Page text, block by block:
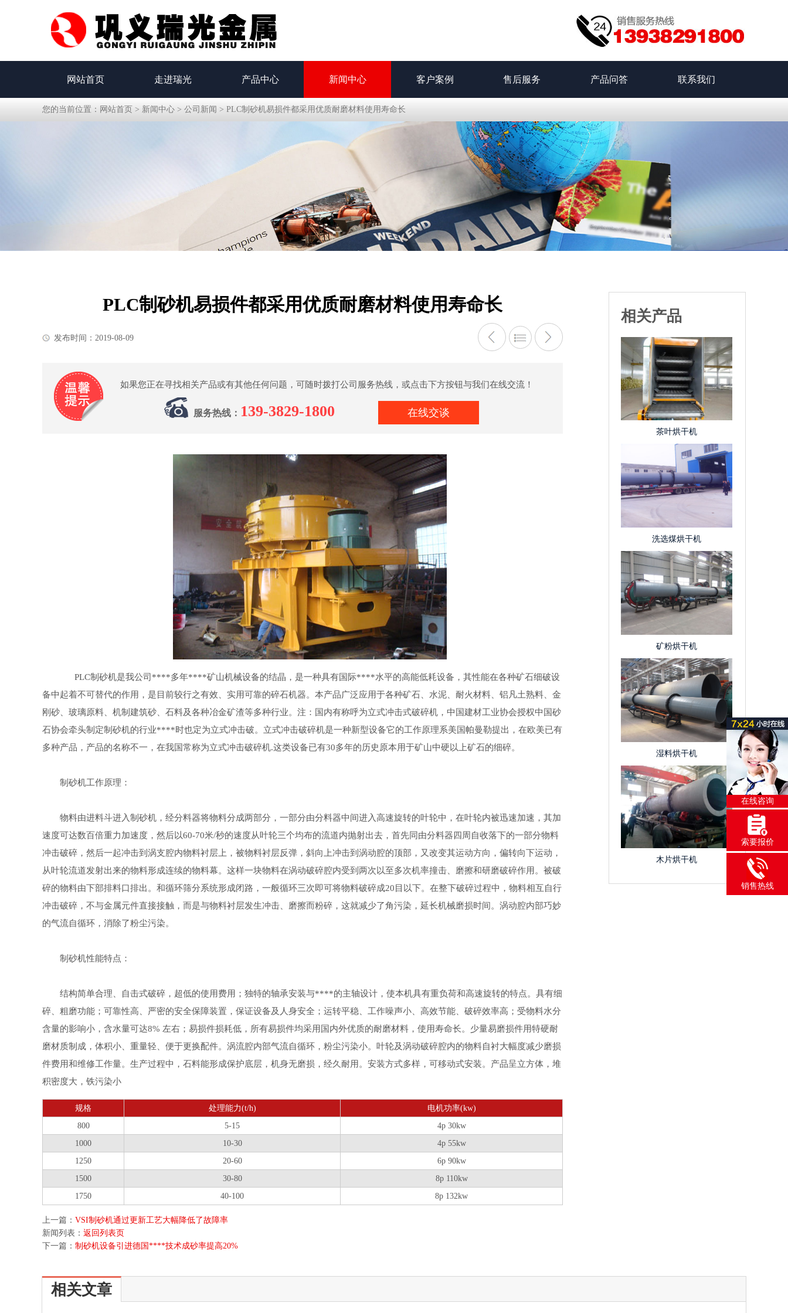
网站首页 走进瑞光 产品中心 新闻中心 客户案例 售后服务 产品问答 联系我们
您的当前位置： 网站首页 > 新闻中心 > 公司新闻 > PLC制砂机易损件都采用优质耐磨材料使用寿命长
PLC制砂机易损件都采用优质耐磨材料使用寿命长
发布时间：2019-08-09
如果您正在寻找相关产品或有其他任何问题，可随时拨打公司服务热线，或点击下方按钮与我们在线交流！
服务热线： 139-3829-1800 在线交谈
PLC制砂机是我公司****多年****矿山机械设备的结晶，是一种具有国际****水平的高能低耗设备，其性能在各种矿石细破设
备中起着不可替代的作用，是目前较行之有效、实用可靠的碎石机器。本产品广泛应用于各种矿石、水泥、耐火材料、铝凡土熟料、金
刚砂、玻璃原料、机制建筑砂、石料及各种冶金矿渣等多种行业。注：国内有称呼为立式冲击式破碎机，中国建材工业协会授权中国砂
石协会牵头制定制砂机的行业****时也定为立式冲击破。立式冲击破碎机是一种新型设备它的工作原理系美国帕曼勒提出，在欧美已有
多种产品，产品的名称不一，在我国常称为立式冲击破碎机.这类设备已有30多年的历史原本用于矿山中硬以上矿石的细碎。
制砂机工作原理：
物料由进料斗进入制砂机，经分料器将物料分成两部分，一部分由分料器中间进入高速旋转的叶轮中，在叶轮内被迅速加速，其加
速度可达数百倍重力加速度，然后以60-70米/秒的速度从叶轮三个均布的流道内抛射出去，首先同由分料器四周自收落下的一部分物料
冲击破碎，然后一起冲击到涡支腔内物料衬层上，被物料衬层反弹，斜向上冲击到涡动腔的顶部，又改变其运动方向，偏转向下运动，
从叶轮流道发射出来的物料形成连续的物料幕。这样一块物料在涡动破碎腔内受到两次以至多次机率撞击、磨擦和研磨破碎作用。被破
碎的物料由下部排料口排出。和循环筛分系统形成闭路，一般循环三次即可将物料破碎成20目以下。在整下破碎过程中，物料相互自行
冲击破碎，不与金属元件直接接触，而是与物料衬层发生冲击、磨擦而粉碎，这就减少了角污染，延长机械磨损时间。涡动腔内部巧妙
的气流自循环，消除了粉尘污染。
制砂机性能特点：
结构简单合理、自击式破碎，超低的使用费用；独特的轴承安装与****的主轴设计，使本机具有重负荷和高速旋转的特点。具有细
碎、粗磨功能；可靠性高、严密的安全保障装置，保证设备及人身安全；运转平稳、工作噪声小、高效节能、破碎效率高；受物料水分
含量的影响小，含水量可达8% 左右；易损件损耗低，所有易损件均采用国内外优质的耐磨材料，使用寿命长。少量易磨损件用特硬耐
磨材质制成，体积小、重量轻、便于更换配件。涡流腔内部气流自循环，粉尘污染小。叶轮及涡动破碎腔内的物料自衬大幅度减少磨损
件费用和维修工作量。生产过程中，石料能形成保护底层，机身无磨损，经久耐用。安装方式多样，可移动式安装。产品呈立方体，堆
积密度大，铁污染小
规格 处理能力(t/h)
电机功率(kw)
800
5-15
4p 30kw
1000
10-30
4p 55kw
1250
20-60
6p 90kw
1500
30-80
8p 110kw
1750
40-100 8p 132kw
上一篇： VSI制砂机通过更新工艺大幅降低了故障率
新闻列表： 返回列表页
下一篇： 制砂机设备引进德国****技术成砂率提高20%
相关产品
茶叶烘干机
洗选煤烘干机
矿粉烘干机
湿料烘干机
木片烘干机
相关文章
在线咨询
索要报价
销售热线